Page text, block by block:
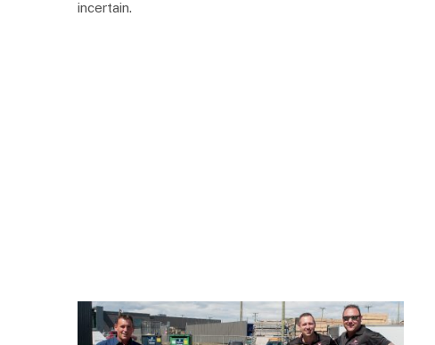
incertain.